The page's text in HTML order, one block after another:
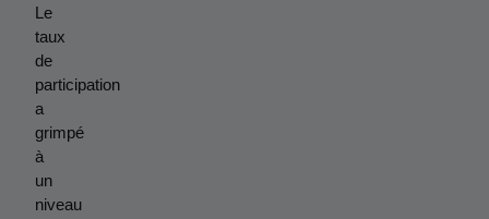
Le
taux
de
participation
a
grimpé
à
un
niveau